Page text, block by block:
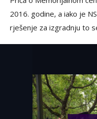
2016. godine, a iako je
rješenje za izgradnju to